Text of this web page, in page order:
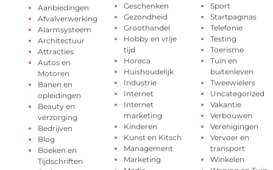
Aanbiedingen
Afvalverwerking
Alarmsysteem
Architectuur
Attracties
Autos en
Motoren
Banen en
opleidingen
Beauty en
verzorging
Bedrijven
Blog
Boeken en
Tijdschriften
Geschenken
Gezondheid
Groothandel
Hobby en vrije
tijd
Horeca
Huishoudelijk
Industrie
Internet
Internet
marketing
Kinderen
Kunst en Kitsch
Management
Marketing
Sport
Startpaginas
Telefonie
Testing
Toerisme
Tuin en
buitenleven
Tweewielers
Uncategorized
Vakantie
Verbouwen
Verenigingen
Vervoer en
transport
Winkelen